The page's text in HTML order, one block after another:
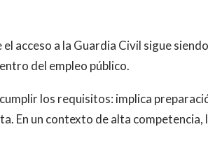
acceso a la Guardia Civil sigue
del empleo público.
los requisitos: implica
En un contexto de alta competencia,